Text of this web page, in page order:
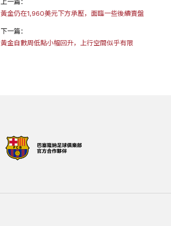
上一篇：
黃金仍在1,960美元下方承壓，面臨一些後續賣盤
下一篇：
黃金自數周低點小幅回升，上行空間似乎有限